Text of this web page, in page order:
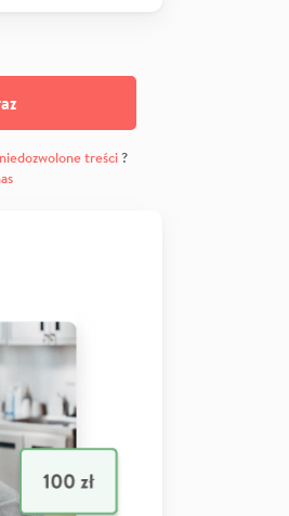
niedozwolone treści?